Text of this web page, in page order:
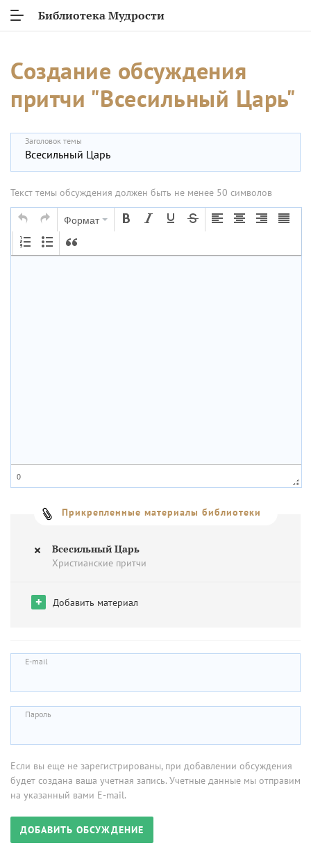
Библиотека Мудрости
Создание обсуждения
притчи "Всесильный Царь"
Заголовок темы
Текст темы обсуждения должен быть не менее 50 символов
Формат
0
Прикрепленные материалы библиотеки
Всесильный Царь
Христианские притчи
+ Добавить материал
E-mail
Пароль
Если вы еще не зарегистрированы, при добавлении обсуждения
будет создана ваша учетная запись. Учетные данные мы отправим
на указанный вами E-mail.